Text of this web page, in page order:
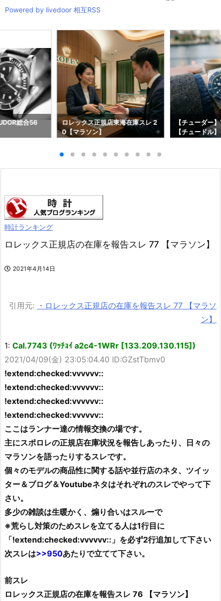
Powered by livedoor 相互RSS
総合56
ロレックス正規店東海在庫スレ 2
0【マラソン】
【チューダー
【チュードル】
時計ランキング
ロレックス正規店の在庫を報告スレ 77 【マラソン】
2021年4月14日
引用元:
・ロレックス正規店の在庫を報告スレ 77 【マラソ
ン】
1: Cal.7743 (ﾜｯﾁｮｲ a2c4-1WRr [133.209.130.115])
2021/04/09(金) 23:05:04.40 ID:GZstTbmv0
!extend:checked:vvvvvv::
!extend:checked:vvvvvv::
!extend:checked:vvvvvv::
!extend:checked:vvvvvv::
ここはランナー達の情報交換の場です。
主にスポロレの正規店在庫状況を報告しあったり、日々の
マラソンを語ったりするスレです。
個々のモデルの商品性に関する話や並行店のネタ、ツイッ
ター＆ブログ＆Youtubeネタはそれぞれのスレでやって下
さい。
多少の雑談は生暖かく、煽り合いはスルーで
※荒らし対策のためスレを立てる人は1行目に
「!extend:checked:vvvvvv::」を必ず2行追加して下さい
次スレは>>950あたりで立てて下さい。
前スレ
ロレックス正規店の在庫を報告スレ 76 【マラソン】